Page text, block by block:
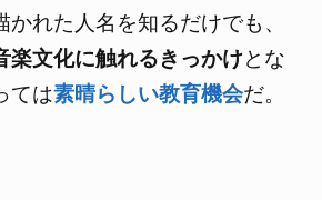
かれた人名を知るだけでも、
楽文化に触れるきっかけとな
ては素晴らしい教育機会だ。